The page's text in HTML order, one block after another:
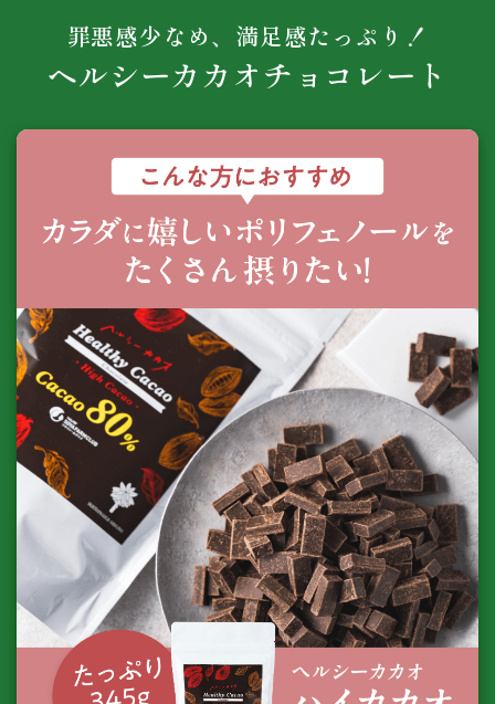
罪悪感少なめ、満足感たっぷり！
ヘルシーカカオチョコレート